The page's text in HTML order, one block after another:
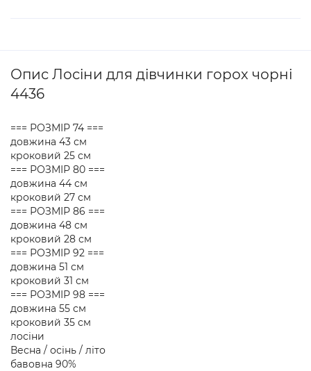
Опис Лосіни для дівчинки горох чорні
4436
=== РОЗМІР 74 ===
довжина 43 см
кроковий 25 см
=== РОЗМІР 80 ===
довжина 44 см
кроковий 27 см
=== РОЗМІР 86 ===
довжина 48 см
кроковий 28 см
=== РОЗМІР 92 ===
довжина 51 см
кроковий 31 см
=== РОЗМІР 98 ===
довжина 55 см
кроковий 35 см
лосіни
Весна / осінь / літо
бавовна 90%